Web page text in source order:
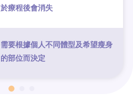
於療程後會消失
需要根據個人不同體型及希望瘦身
的部位而決定